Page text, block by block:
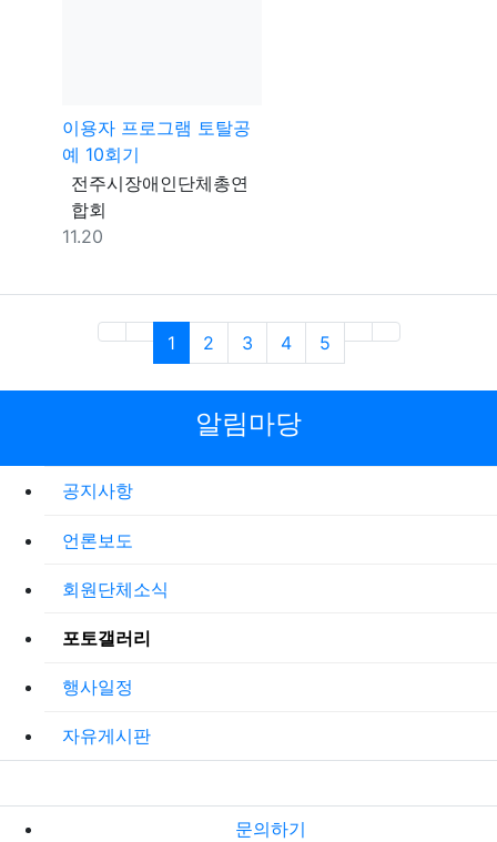
이용자 프로그램 토탈공
예 10회기
등록자
전주시장애인단체총연
합회
등록일
11.20
1(current)
2 3 4 5
알림마당
공지사항
언론보도
회원단체소식
포토갤러리
행사일정
자유게시판
문의하기